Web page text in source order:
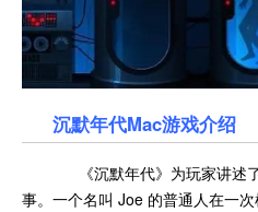
沉默年代Mac游戏介绍
《沉默年代》为玩家讲述
事。一个名叫 Joe 的普通人在一